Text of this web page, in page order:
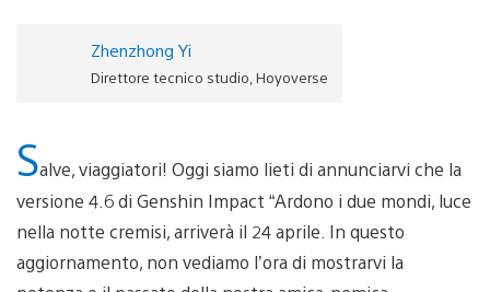
Zhenzhong Yi
Direttore tecnico studio, Hoyoverse
Salve, viaggiatori! Oggi siamo lieti di annunciarvi che la
versione 4.6 di Genshin Impact “Ardono i due mondi, luce
nella notte cremisi, arriverà il 24 aprile. In questo
aggiornamento, non vediamo l’ora di mostrarvi la